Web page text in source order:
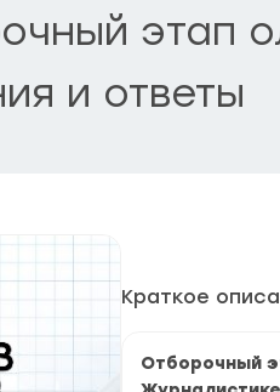
этап
и ответы
Краткое
Отборочный